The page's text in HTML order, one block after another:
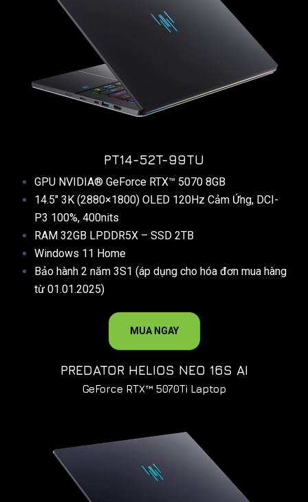
PT14-52T-99TU
GPU NVIDIA® GeForce RTX™ 5070 8GB
14.5″ 3K (2880×1800) OLED 120Hz Cảm Ứng, DCI-
P3 100%, 400nits
RAM 32GB LPDDR5X – SSD 2TB
Windows 11 Home
Bảo hành 2 năm 3S1 (áp dụng cho hóa đơn mua hàng
từ 01.01.2025)
MUA NGAY
PREDATOR HELIOS NEO 16S AI
GeForce RTX™ 5070Ti Laptop